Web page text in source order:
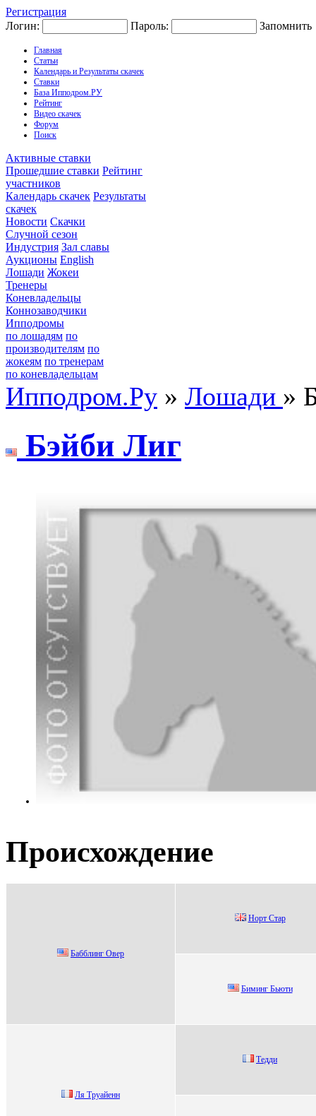
Регистрация
Логин:
Пароль: Запомнить
Главная
Статьи
Календарь и Результаты скачек
Ставки
База Ипподром.РУ
Рейтинг
Видео скачек
Форум
Поиск
Активные ставки
Прошедшие ставки Рейтинг
участников
Календарь скачек Результаты
скачек
Новости Скачки
Случной сезон
Индустрия Зал славы
Аукционы English
Лошади Жокеи
Тренеры
Коневладельцы
Коннозаводчики
Ипподромы
по лошадям по
производителям по
жокеям по тренерам
по коневладельцам
Ипподром.Ру » Лошади »
Бэйби Лиг
Происхождение
Бабблинг Oвeр
Hopт Cтap
Биминг Бьюти
Ля Труайенн
Тeдди